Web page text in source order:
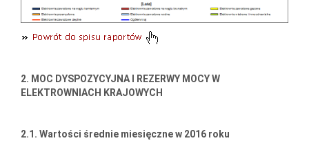
2. MOC DYSPOZYCYJNA I REZERWY MOCY W
ELEKTROWNIACH KRAJOWYCH
2.1. Wartości średnie miesięczne w 2016 roku